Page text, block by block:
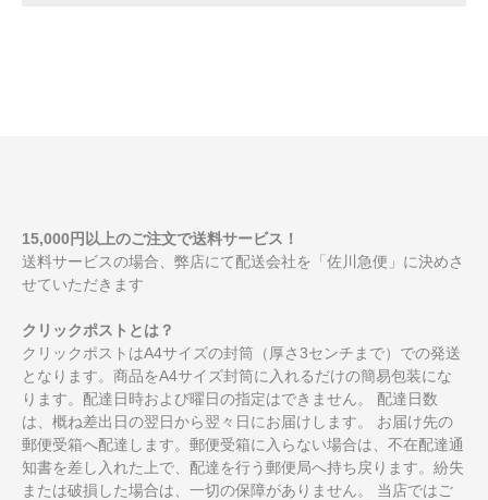
15,000円以上のご注文で送料サービス！
送料サービスの場合、弊店にて配送会社を「佐川急便」に決めさ
せていただきます
クリックポストとは？
クリックポストはA4サイズの封筒（厚さ3センチまで）での発送
となります。商品をA4サイズ封筒に入れるだけの簡易包装にな
ります。配達日時および曜日の指定はできません。 配達日数
は、概ね差出日の翌日から翌々日にお届けします。 お届け先の
郵便受箱へ配達します。郵便受箱に入らない場合は、不在配達通
知書を差し入れた上で、配達を行う郵便局へ持ち戻ります。紛失
または破損した場合は、一切の保障がありません。 当店ではご